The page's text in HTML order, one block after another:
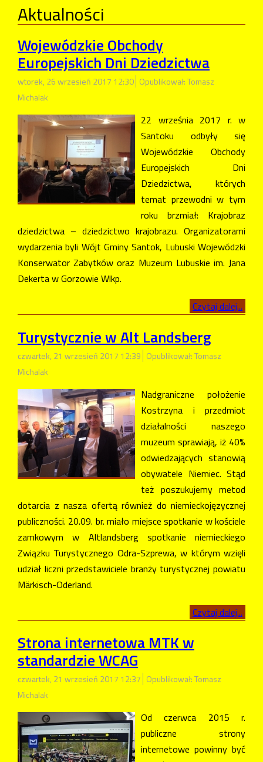
Aktualności
Wojewódzkie Obchody
Europejskich Dni Dziedzictwa
wtorek, 26 wrzesień 2017 12:30 Opublikował: Tomasz
Michalak
22 września 2017 r. w
Santoku odbyły się
Wojewódzkie Obchody
Europejskich Dni
Dziedzictwa, których
temat przewodni w tym
roku brzmiał: Krajobraz
dziedzictwa – dziedzictwo krajobrazu. Organizatorami
wydarzenia byli Wójt Gminy Santok, Lubuski Wojewódzki
Konserwator Zabytków oraz Muzeum Lubuskie im. Jana
Dekerta w Gorzowie Wlkp.
Czytaj dalej...
Turystycznie w Alt Landsberg
czwartek, 21 wrzesień 2017 12:39 Opublikował: Tomasz
Michalak
Nadgraniczne położenie
Kostrzyna i przedmiot
działalności naszego
muzeum sprawiają, iż 40%
odwiedzających stanowią
obywatele Niemiec. Stąd
też poszukujemy metod
dotarcia z nasza ofertą również do niemieckojęzycznej
publiczności. 20.09. br. miało miejsce spotkanie w kościele
zamkowym w Altlandsberg spotkanie niemieckiego
Związku Turystycznego Odra-Szprewa, w którym wzięli
udział liczni przedstawiciele branży turystycznej powiatu
Märkisch-Oderland.
Czytaj dalej...
Strona internetowa MTK w
standardzie WCAG
czwartek, 21 wrzesień 2017 12:37 Opublikował: Tomasz
Michalak
Od czerwca 2015 r.
publiczne strony
internetowe powinny być